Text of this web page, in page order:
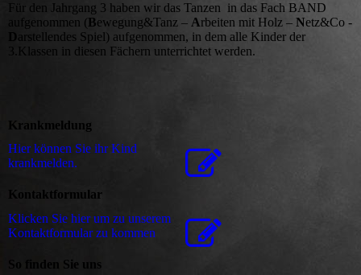
Für den Jahrgang 3 haben wir das Tanzen in das Fach BAND
aufgenommen (Bewegung&Tanz – Arbeiten mit Holz – Netz&Co -
arstellendes Spiel) aufgenommen, in dem alle Kinder der
3.Klassen in diesen Fächern unterrichtet werden.
Krankmeldung
Hier können Sie ihr Kind
krankmelden.
Kontaktformular
Klicken Sie hier um zu unserem
Kon­takt­for­mu­lar zu kommen
So finden Sie uns